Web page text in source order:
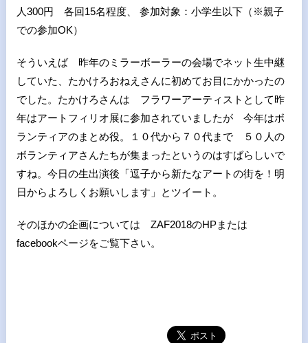
人300円 各回15名程度、 参加対象：小学生以下（※親子
での参加OK）
そういえば 昨年のミラーボーラーの会場でネット生中継
していた、たかけろおねえさんに初めてお目にかかったの
でした。たかけろさんは フラワーアーティストとして昨
年はアートフィリオ展に参加されていましたが 今年はボ
ランティアのまとめ役。１０代から７０代まで ５０人の
ボランティアさんたちが集まったというのはすばらしいで
すね。今日の生出演後「逗子から新たなアートの街を！明
日からよろしくお願いします」とツイート。
そのほかの企画については ZAF2018のHPまたは
facebookページをご覧下さい。